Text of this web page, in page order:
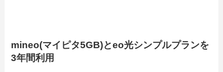
mineo(マイピタ5GB)とeo光シンプルプランを
3年間利用